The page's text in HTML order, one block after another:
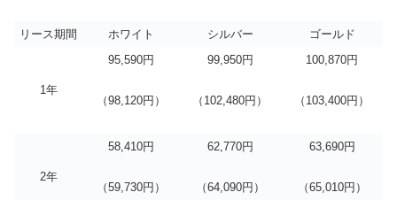
リース期間 ホワイト シルバー ゴールド
1年
95,590円
（98,120円）
99,950円
（102,480円）
100,870円
（103,400円）
2年
58,410円
（59,730円）
62,770円
（64,090円）
63,690円
（65,010円）